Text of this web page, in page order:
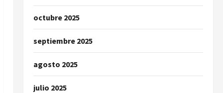
octubre 2025
septiembre 2025
agosto 2025
julio 2025